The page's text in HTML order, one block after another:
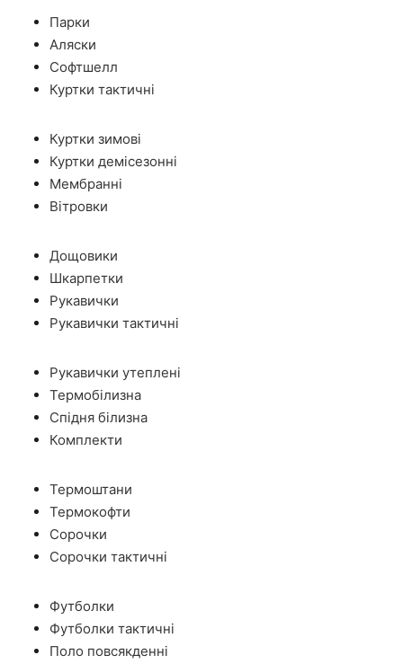
Парки
Аляски
Софтшелл
Куртки тактичні
Куртки зимові
Куртки демісезонні
Мембранні
Вітровки
Дощовики
Шкарпетки
Рукавички
Рукавички тактичні
Рукавички утеплені
Термобілизна
Спідня білизна
Комплекти
Термоштани
Термокофти
Сорочки
Сорочки тактичні
Футболки
Футболки тактичні
Поло повсякденні